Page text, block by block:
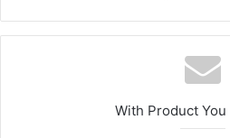
With Product You